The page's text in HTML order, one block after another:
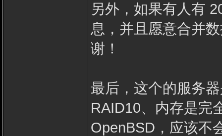
另外，如果有人有
息，并且愿意合并
谢！
最后，这个的服务
RAID10、内存是完
OpenBSD，应该不